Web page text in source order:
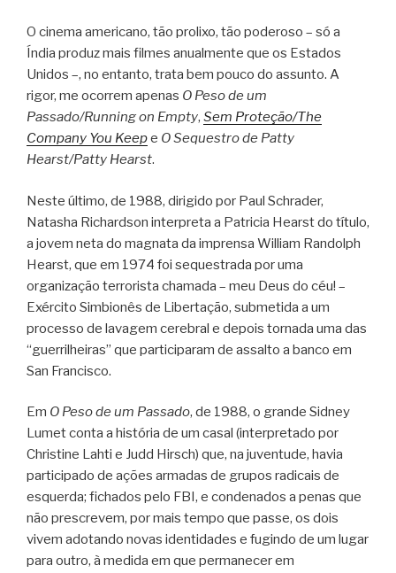
O cinema americano, tão prolixo, tão poderoso – só a
Índia produz mais filmes anualmente que os Estados
Unidos –, no entanto, trata bem pouco do assunto. A
rigor, me ocorrem apenas O Peso de um
Passado/Running on Empty, Sem Proteção/The
Company You Keepe O Sequestro de Patty
Hearst/Patty Hearst.
Neste último, de 1988, dirigido por Paul Schrader,
Natasha Richardson interpreta a Patricia Hearst do título,
a jovem neta do magnata da imprensa William Randolph
Hearst, que em 1974 foi sequestrada por uma
organização terrorista chamada – meu Deus do céu! –
Exército Simbionês de Libertação, submetida a um
processo de lavagem cerebral e depois tornada uma das
“guerrilheiras” que participaram de assalto a banco em
San Francisco.
Em O Peso de um Passado, de 1988, o grande Sidney
Lumet conta a história de um casal (interpretado por
Christine Lahti e Judd Hirsch) que, na juventude, havia
participado de ações armadas de grupos radicais de
esquerda; fichados pelo FBI, e condenados a penas que
não prescrevem, por mais tempo que passe, os dois
vivem adotando novas identidades e fugindo de um lugar
para outro, à medida em que permanecer em